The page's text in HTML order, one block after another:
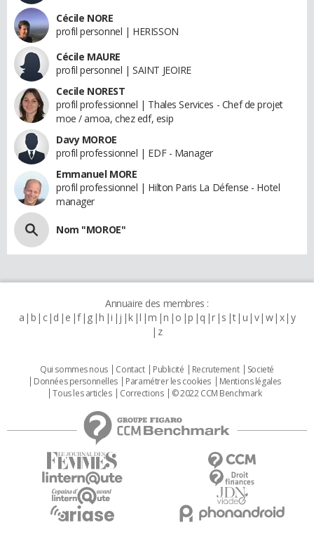
Cécile NORE
profil personnel | HERISSON
Cécile MAURE
profil personnel | SAINT JEOIRE
Cecile NOREST
profil professionnel | Thales Services - Chef de projet
moe / amoa, chez edf, esip
Davy MOROE
profil professionnel | EDF - Manager
Emmanuel MORE
profil professionnel | Hilton Paris La Défense - Hotel
manager
Nom "MOROE"
Annuaire des membres :
a b c d e f g h i j k l m n o p q r s t u v w x y
z
Qui sommes nous Contact Publicité Recrutement
Societé
Données personnelles
Paramétrer les cookies
Mentions légales
Tous les articles
Corrections © 2022 CCM Benchmark